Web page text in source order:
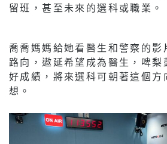
留班，甚至未來的選科或職業。
喬喬媽媽給她看醫生和警察的影
路向，遨延希望成為醫生，啤梨
好成績，將來選科可朝著這個方
想。